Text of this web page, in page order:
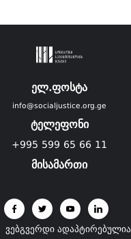
ელ.ფოსტა
info@socialjustice.org.ge
ტელეფონი
+995 599 65 66 11
მისამართი
ვებგვერდი ადაპტირებულია